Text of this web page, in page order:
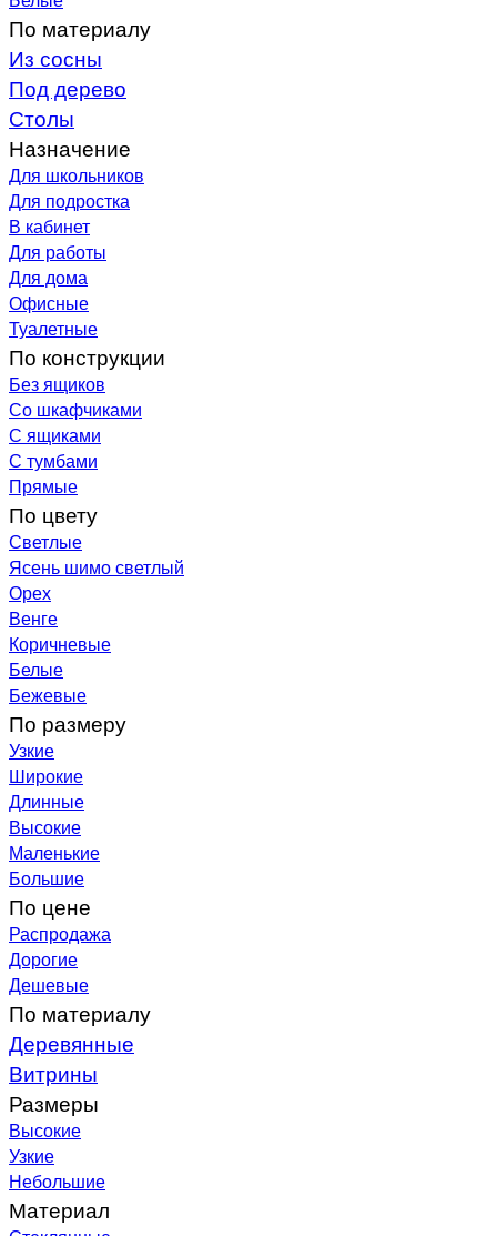
По материалу
Из сосны
Под дерево
Столы
Назначение
Для школьников
Для подростка
В кабинет
Для работы
Для дома
Офисные
Туалетные
По конструкции
Без ящиков
Со шкафчиками
С ящиками
С тумбами
Прямые
По цвету
Светлые
Ясень шимо светлый
Орех
Венге
Коричневые
Белые
Бежевые
По размеру
Узкие
Широкие
Длинные
Высокие
Маленькие
Большие
По цене
Распродажа
Дорогие
Дешевые
По материалу
Деревянные
Витрины
Размеры
Высокие
Узкие
Небольшие
Материал